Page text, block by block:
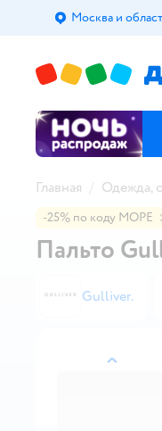
Выбор
Москва и
Главная Одежда,
назад
-25% по коду МОРЕ
Пальто
Gullivеr.